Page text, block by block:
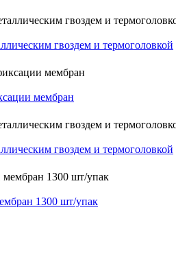
гвоздем и термоголовкой
мембран
гвоздем и термоголовкой
1300 шт/упак